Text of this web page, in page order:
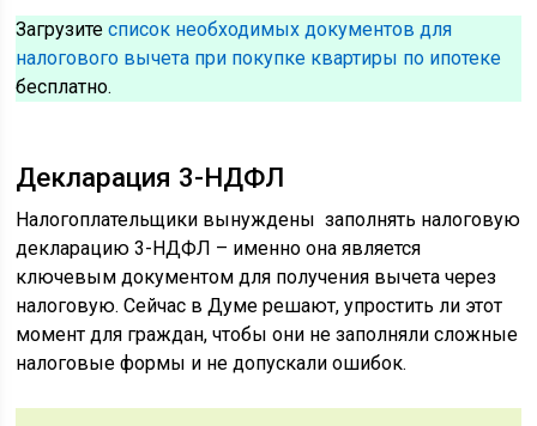
Загрузитесписок необходимых документов для
налогового вычета при покупке квартиры по ипотеке
бесплатно.
Декларация 3-НДФЛ
Налогоплательщики вынуждены заполнять налоговую
декларацию 3-НДФЛ – именно она является
ключевым документом для получения вычета через
налоговую. Сейчас в Думе решают, упростить ли этот
момент для граждан, чтобы они не заполняли сложные
налоговые формы и не допускали ошибок.